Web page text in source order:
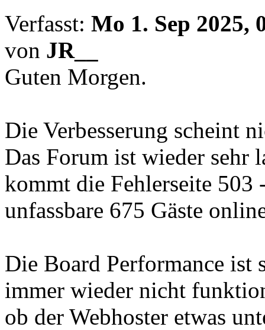
Verfasst: Mo 1. Sep 2025,
von JR__
Guten Morgen.
Die Verbesserung scheint
Das Forum ist wieder sehr
kommt die Fehlerseite 503
unfassbare 675 Gäste
Die Board Performance ist
immer wieder nicht
ob der Webhoster etwas